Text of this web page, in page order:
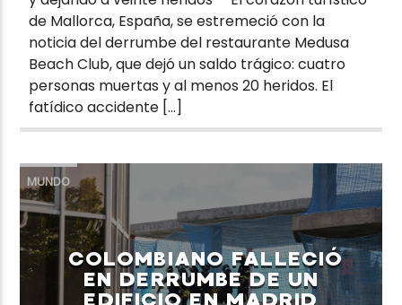
de Mallorca, España, se estremeció con la
noticia del derrumbe del restaurante Medusa
Beach Club, que dejó un saldo trágico: cuatro
personas muertas y al menos 20 heridos. El
fatídico accidente […]
MUNDO
COLOMBIANO FALLECIÓ
EN DERRUMBE DE UN
EDIFICIO EN MADRID